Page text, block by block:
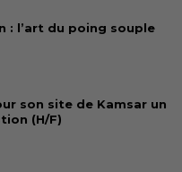
: l’art du poing souple
son site de Kamsar un
(H/F)